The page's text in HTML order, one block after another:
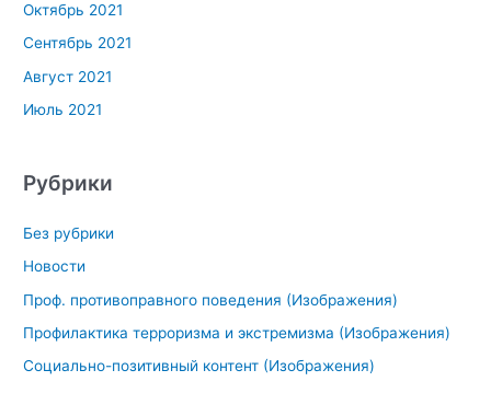
Октябрь 2021
Сентябрь 2021
Август 2021
Июль 2021
Рубрики
Без рубрики
Новости
Проф. противоправного поведения (Изображения)
Профилактика терроризма и экстремизма (Изображения)
Социально-позитивный контент (Изображения)